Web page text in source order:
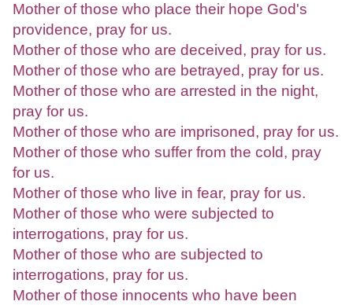
Mother of those who place their hope God's
providence, pray for us.
Mother of those who are deceived, pray for us.
Mother of those who are betrayed, pray for us.
Mother of those who are arrested in the night,
pray for us.
Mother of those who are imprisoned, pray for us.
Mother of those who suffer from the cold, pray
for us.
Mother of those who live in fear, pray for us.
Mother of those who were subjected to
interrogations, pray for us.
Mother of those who are subjected to
interrogations, pray for us.
Mother of those innocents who have been